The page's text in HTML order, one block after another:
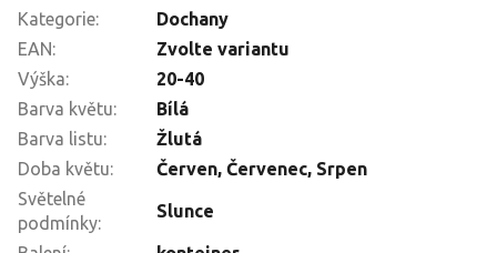
Kategorie:
Dochany
EAN:
Zvolte variantu
Výška:
20-40
Barva květu:
Bílá
Barva listu:
Žlutá
Doba květu: Červen, Červenec, Srpen
Světelné
podmínky:
Slunce